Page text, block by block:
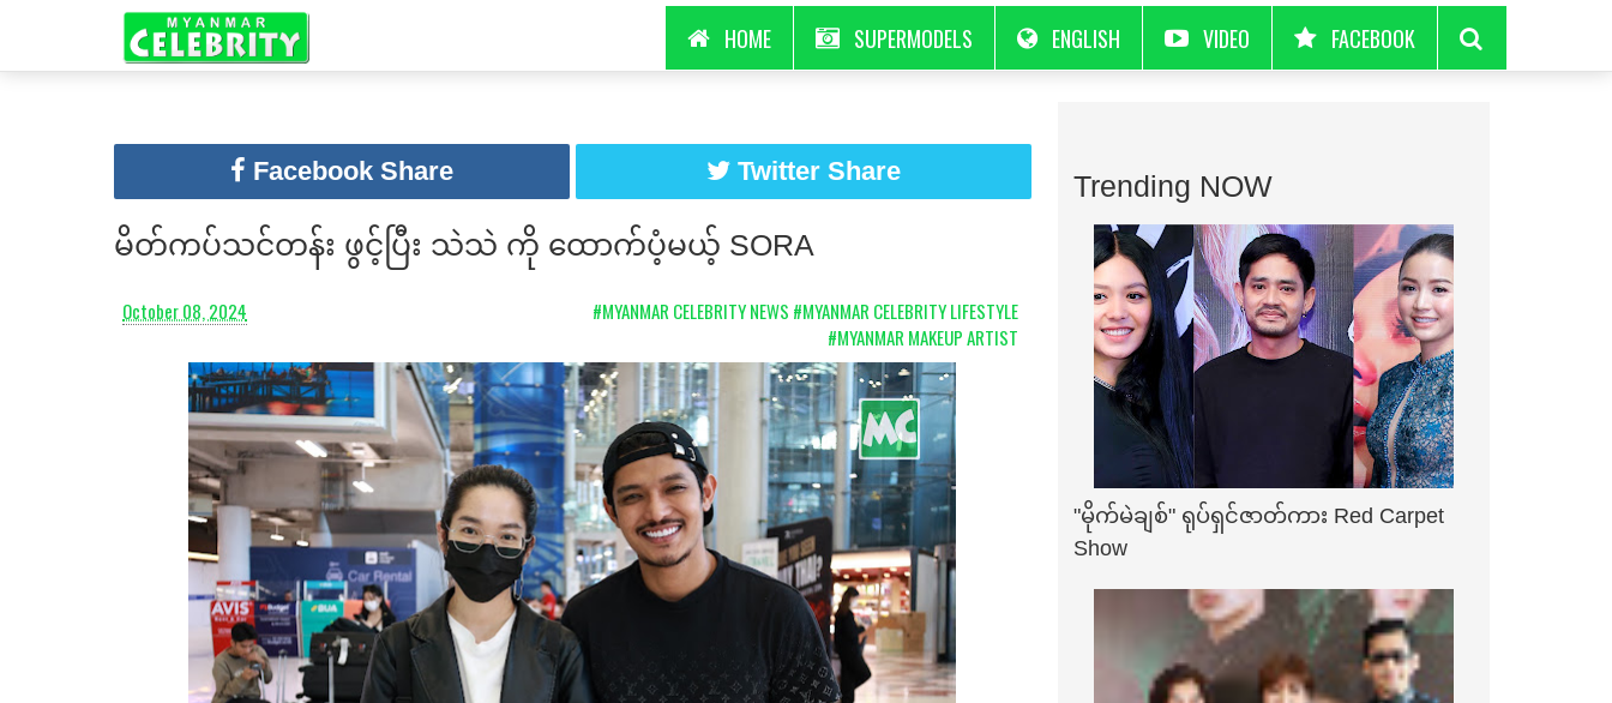
HOME SUPERMODELS ENGLISH VIDEO FACEBOOK
Facebook Share Twitter Share
မိတ်ကပ်သင်တန်း ဖွင့်ပြီး သဲသဲ ကို ထောက်ပံ့မယ့် SORA
October 08, 2024 #MYANMAR CELEBRITY LIFESTYLE
#MYANMAR CELEBRITY NEWS
#MYANMAR MAKEUP ARTIST
Trending NOW
"မိုက်မဲချစ်" ရုပ်ရှင်ဇာတ်ကား Red Carpet
Show